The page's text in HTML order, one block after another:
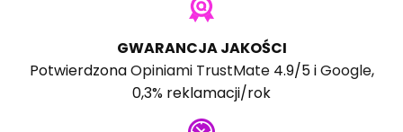
GWARANCJA JAKOŚCI
PotwierdzonaOpiniami TrustMate4.9/5 iGoogle,
0,3% reklamacji/rok